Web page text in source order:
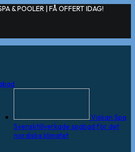
& POOLER | FÅ OFFERT IDAG!
Viskan Spa
Svensktillverkade spabad för det
nordiska klimatet